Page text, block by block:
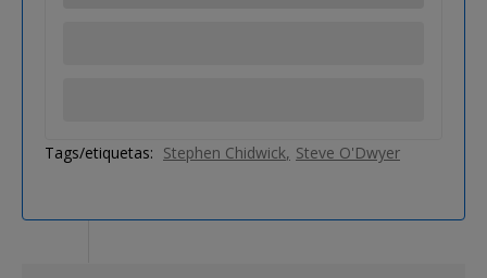
Tags/etiquetas: Stephen Chidwick Steve O'Dwyer